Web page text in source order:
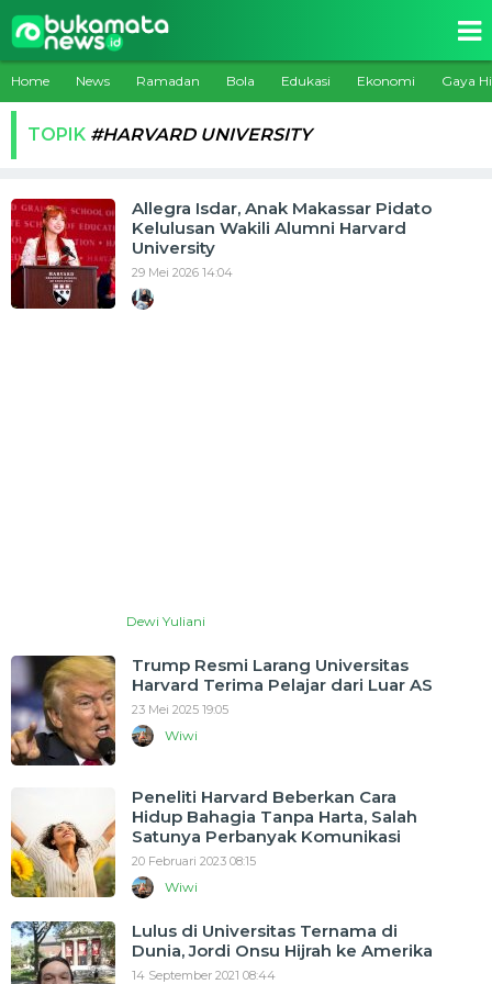
Home News Ramadan Bola Edukasi Ekonomi Gaya
TOPIK #HARVARD UNIVERSITY
Allegra Isdar, Anak Makassar Pidato
Kelulusan Wakili Alumni Harvard
University
29 Mei 2026 14:04
Dewi Yuliani
Trump Resmi Larang Universitas
Harvard Terima Pelajar dari Luar AS
23 Mei 2025 19:05
Wiwi
Peneliti Harvard Beberkan Cara
Hidup Bahagia Tanpa Harta, Salah
Satunya Perbanyak Komunikasi
20 Februari 2023 08:15
Wiwi
Lulus di Universitas Ternama di
Dunia, Jordi Onsu Hijrah ke Amerika
14 September 2021 08:44